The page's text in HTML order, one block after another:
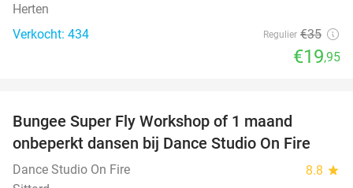
Herten
Verkocht: 434
Regulier €35
€19,95
Bungee Super Fly Workshop of 1 maand
onbeperkt dansen bij Dance Studio On Fire
Dance Studio On Fire 8.8 star